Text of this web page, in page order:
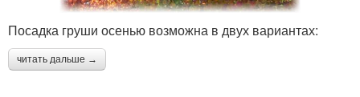
Посадка груши осенью возможна в двух вариантах:
читать дальше →